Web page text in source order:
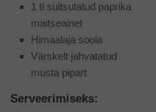
1 tl suitsutatud paprika
maitseainet
Himaalaja soola
Värskelt jahvatatud
musta pipart
Serveerimiseks: